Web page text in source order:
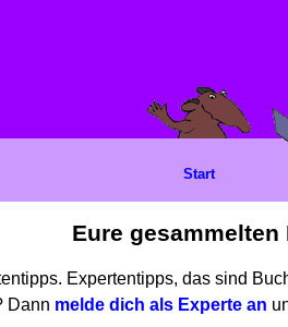
Eure
Expertentipps, das sind
Dann melde dich als Experte an
Start